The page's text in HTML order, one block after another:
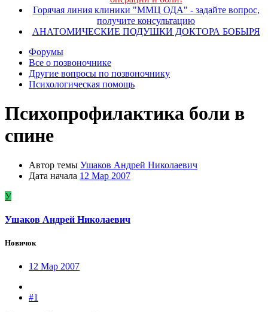
Горячая линия клиники "ММЦ ОДА" - задайте вопрос,
получите консультацию
АНАТОМИЧЕСКИЕ ПОДУШКИ ДОКТОРА БОБЫРЯ
Форумы
Все о позвоночнике
Другие вопросы по позвоночнику
Психологическая помощь
Психопрофилактика боли в
спине
Автор темы Ушаков Андрей Николаевич
Дата начала 12 Мар 2007
У
Ушаков Андрей Николаевич
Новичок
12 Мар 2007
#1